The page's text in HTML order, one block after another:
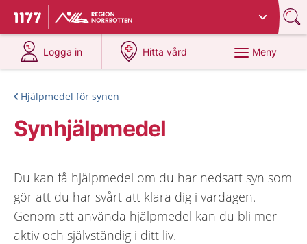
Till startsidan för 1177
Du har valt region
Logga in
på 1177.se
Hitta vård
på 1177.se
Meny
Hjälpmedel för synen
Synhjälpmedel
Du kan få hjälpmedel om du har nedsatt syn som
gör att du har svårt att klara dig i vardagen.
Genom att använda hjälpmedel kan du bli mer
aktiv och självständig i ditt liv.